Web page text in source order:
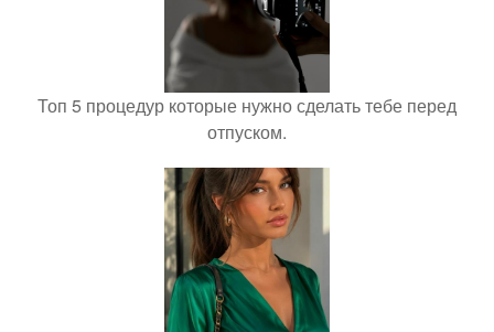
Топ 5 процедур которые нужно сделать тебе перед
отпуском.